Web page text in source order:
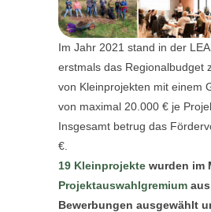
Im Jahr 2021 stand in der
erstmals das Regionalbudget
von Kleinprojekten mit einem
von maximal 20.000 € je
Insgesamt betrug das
€.
19 Kleinprojekte wurden im
Projektauswahlgremium
Bewerbungen ausgewählt